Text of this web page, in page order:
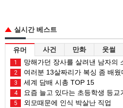
실시간 베스트
유머 사건 만화 웃썰
1 망해가던 장사를 살려낸 남자의 소
2 여러분 13살짜리가 복싱 좀 배웠다
3 세계 담배 시총 TOP 15
4 요즘 늘고 있다는 초등학생 등교
5 외모때문에 인식 박살난 직업